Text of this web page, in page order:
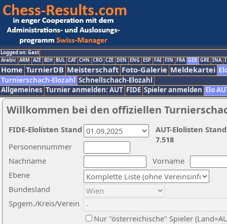
Logged on: Gast
Arabic ARM AZE BIH BUL CAT CHN CRO CZE DEN ENG ESP FAI FIN FRA GER GRE INA
Home TurnierDB Meisterschaft Foto-Galerie Meldekartei
Turnierschach-Elozahl Schnellschach-Elozahl
Allgemeines Turnier anmelden: AUT FIDE Spieler anmelden Elo
Willkommen bei den offiziellen
Nachname
Vorname
Ebene
Personennummer
Bundesland
Spgem./Kreis/Verein
Nur "österreichische" Spieler
AUT-Elolisten
7.518
FIDE-Elolisten Stand